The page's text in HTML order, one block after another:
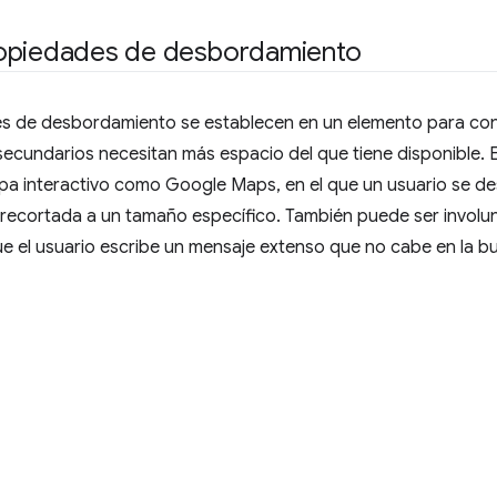
de desbordamiento
de desbordamiento se establecen en un elemento para
necesitan más espacio del que tiene disponible.
interactivo como Google Maps, en el que un usuario se
a un tamaño específico. También puede ser
el usuario escribe un mensaje extenso que no cabe en la